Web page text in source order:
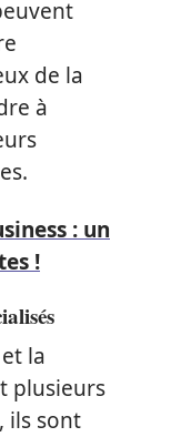
de la
à
: un
!
la
plusieurs
ils sont